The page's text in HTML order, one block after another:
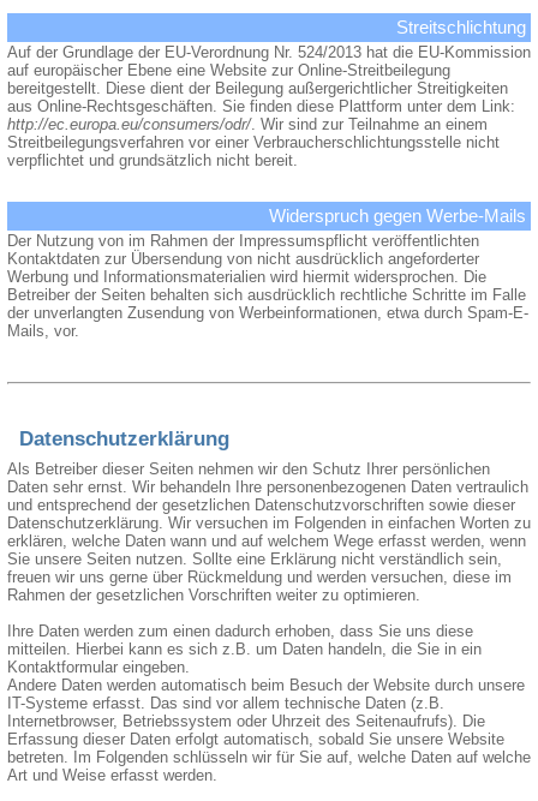
Streitschlichtung
Auf der Grundlage der EU-Verordnung Nr. 524/2013 hat die EU-Kommission
auf europäischer Ebene eine Website zur Online-Streitbeilegung
bereitgestellt. Diese dient der Beilegung außergerichtlicher Streitigkeiten
aus Online-Rechtsgeschäften. Sie finden diese Plattform unter dem Link:
http://ec.europa.eu/consumers/odr/. Wir sind zur Teilnahme an einem
Streitbeilegungsverfahren vor einer Verbraucherschlichtungsstelle nicht
verpflichtet und grundsätzlich nicht bereit.
Widerspruch gegen Werbe-Mails
Der Nutzung von im Rahmen der Impressumspflicht veröffentlichten
Kontaktdaten zur Übersendung von nicht ausdrücklich angeforderter
Werbung und Informationsmaterialien wird hiermit widersprochen. Die
Betreiber der Seiten behalten sich ausdrücklich rechtliche Schritte im Falle
der unverlangten Zusendung von Werbeinformationen, etwa durch Spam-E-
Mails, vor.
Datenschutzerklärung
Als Betreiber dieser Seiten nehmen wir den Schutz Ihrer persönlichen
Daten sehr ernst. Wir behandeln Ihre personenbezogenen Daten vertraulich
und entsprechend der gesetzlichen Datenschutzvorschriften sowie dieser
Datenschutzerklärung. Wir versuchen im Folgenden in einfachen Worten zu
erklären, welche Daten wann und auf welchem Wege erfasst werden, wenn
Sie unsere Seiten nutzen. Sollte eine Erklärung nicht verständlich sein,
freuen wir uns gerne über Rückmeldung und werden versuchen, diese im
Rahmen der gesetzlichen Vorschriften weiter zu optimieren.
Ihre Daten werden zum einen dadurch erhoben, dass Sie uns diese
mitteilen. Hierbei kann es sich z.B. um Daten handeln, die Sie in ein
Kontaktformular eingeben.
Andere Daten werden automatisch beim Besuch der Website durch unsere
IT-Systeme erfasst. Das sind vor allem technische Daten (z.B.
Internetbrowser, Betriebssystem oder Uhrzeit des Seitenaufrufs). Die
Erfassung dieser Daten erfolgt automatisch, sobald Sie unsere Website
betreten. Im Folgenden schlüsseln wir für Sie auf, welche Daten auf welche
Art und Weise erfasst werden.